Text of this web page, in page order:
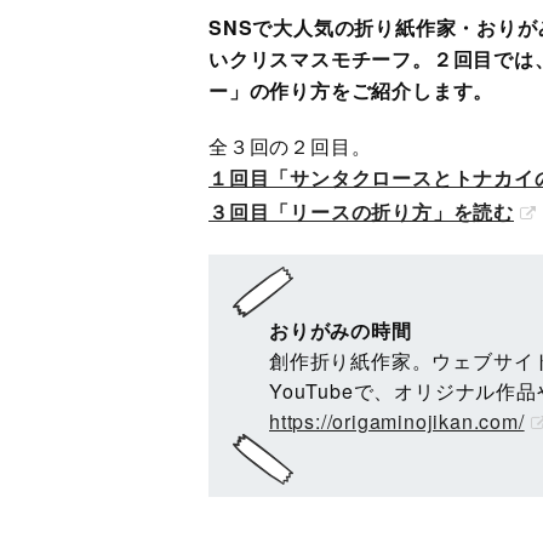
SNSで大人気の折り紙作家・おり
いクリスマスモチーフ。２回目で
ー」の作り方をご紹介します。
全３回の２回目。
１回目「サンタクロースとトナカ
３回目「リースの折り方」を読む
おりがみの時間
創作折り紙作家。ウェブサ
YouTubeで、オリジナル作
https://origaminojikan.com/